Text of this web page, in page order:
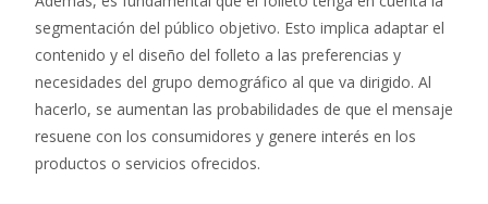
segmentación del público objetivo. Esto implica adaptar el
contenido y el diseño del folleto a las preferencias y
necesidades del grupo demográfico al que va dirigido. Al
hacerlo, se aumentan las probabilidades de que el mensaje
resuene con los consumidores y genere interés en los
productos o servicios ofrecidos.